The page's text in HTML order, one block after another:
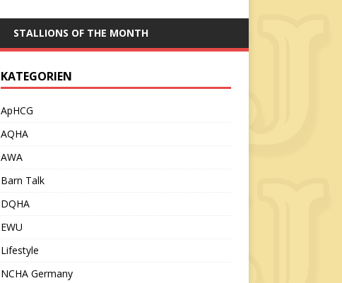
STALLIONS OF THE MONTH
KATEGORIEN
ApHCG
AQHA
AWA
Barn Talk
DQHA
EWU
Lifestyle
NCHA Germany